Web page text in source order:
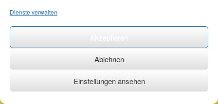
Dienste verwalten
Ablehnen
Einstellungen ansehen
©2026 ·erstehilfekurs-mauch.de ·AGB ·Datenschutzerklärung ·Impressum ·